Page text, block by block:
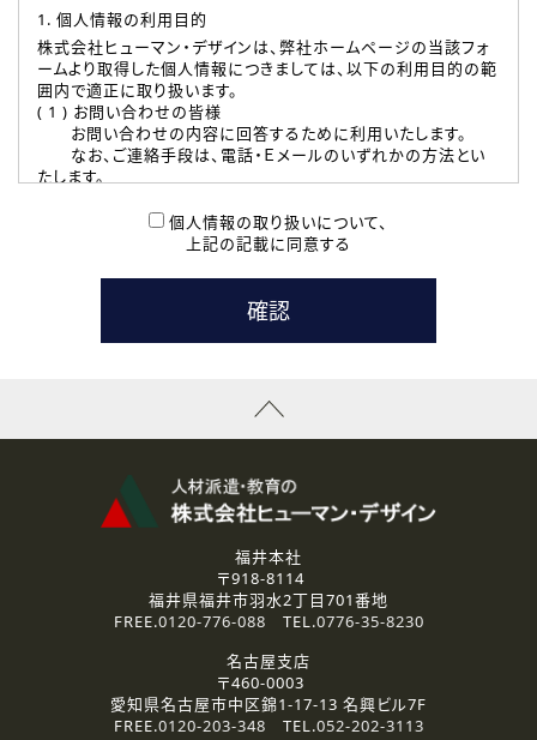
1. 個人情報の利用目的
株式会社ヒューマン・デザインは、弊社ホームページの当該フォ
ームより取得した個人情報につきましては、以下の利用目的の範
囲内で適正に取り扱います。
( 1 ) お問い合わせの皆様
お問い合わせの内容に回答するために利用いたします。
なお、ご連絡手段は、電話・Ｅメールのいずれかの方法とい
たします。
本登録に関するご連絡および本登録時の参考情報として利
たします。
( 3 ) スタッフ派遣を検討されている企業の皆様
お問い合わせの内容に回答するために利用いたします。
なお、ご連絡手段は、電話・Ｅメールのいずれかの方法とい
資料送付、受講相談に関するご連絡のために利用いたしま
その他、お問い合わせの内容に回答するために利用いたし
なお、ご連絡手段は、電話・Ｅメールのいずれかの方法とい
2.個人情報の第三者提供
ご提供いただいた個人情報は、法令等の規定に従う場合を除き、
3.個人情報の取り扱いの委託
弊社の定める個人情報保護の評価基準を満たした委託先に、個
人情報を委託する場合があります。
個人情報の取り扱いについて、
上記の記載に同意する
福井本社
〒918-8114
福井県福井市羽水2丁目701番地
FREE.0120-776-088 TEL.0776-35-8230
名古屋支店
〒460-0003
愛知県名古屋市中区錦1-17-13 名興ビル7F
FREE.0120-203-348 TEL.052-202-3113